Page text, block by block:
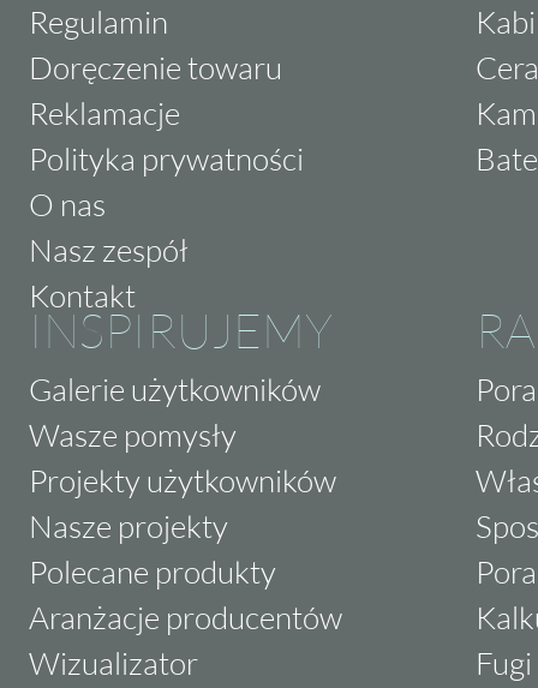
Regulamin
Doręczenie towaru
Reklamacje
Polityka prywatności
O nas
Nasz zespół
Kontakt
INSPIRUJEMY
Galerie użytkowników
Wasze pomysły
Projekty użytkowników
Nasze projekty
Polecane produkty
Aranżacje producentów
Wizualizator